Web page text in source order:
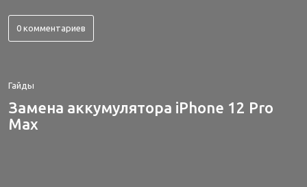
0 комментариев
Гайды
Замена аккумулятора iPhone 12 Pro
Max